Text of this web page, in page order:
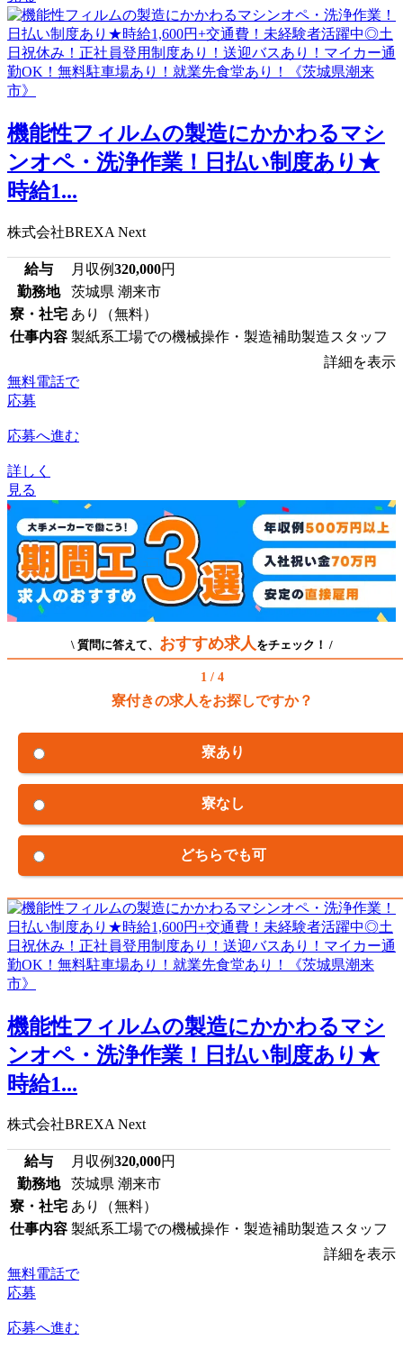
機能性フィルムの製造にかかわるマシ
ンオペ・洗浄作業！日払い制度あり★
時給1...
株式会社BREXA Next
給与 月収例320,000円
勤務地
茨城県 潮来市
寮・社宅 あり（無料）
仕事内容 製紙系工場での機械操作・製造補助製造スタッフ
詳細を表示
無料電話で
応募
応募へ進む
詳しく
見る
\ 質問に答えて、 おすすめ求人 をチェック！ /
1 / 4
寮付きの求人をお探しですか？
寮あり
寮なし
どちらでも可
機能性フィルムの製造にかかわるマシ
ンオペ・洗浄作業！日払い制度あり★
時給1...
株式会社BREXA Next
給与 月収例320,000円
勤務地
茨城県 潮来市
寮・社宅 あり（無料）
仕事内容 製紙系工場での機械操作・製造補助製造スタッフ
詳細を表示
無料電話で
応募
応募へ進む